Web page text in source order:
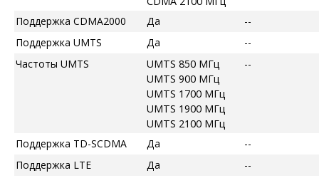
Поддержка CDMA2000 Да
--
Поддержка UMTS
Да
--
Частоты UMTS
UMTS 850 МГц
UMTS 900 МГц
UMTS 1700 МГц
UMTS 1900 МГц
UMTS 2100 МГц
--
Поддержка TD-SCDMA Да
--
Поддержка LTE
Да
--